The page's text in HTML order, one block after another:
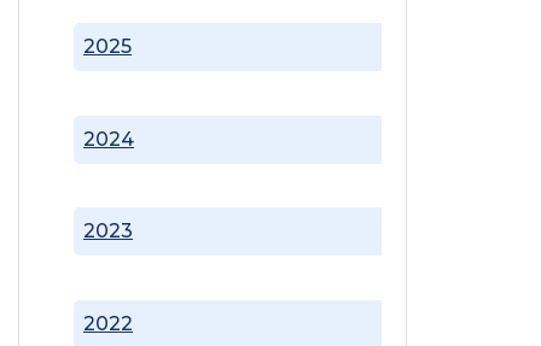
2022
2023
2024
2025